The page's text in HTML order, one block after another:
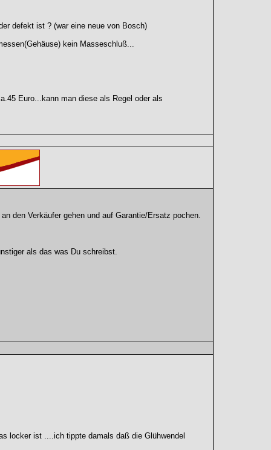
defekt ist ? (war eine neue von Bosch)
kein Masseschluß...
Euro...kann man diese als Regel oder als
den Verkäufer gehen und auf Garantie/Ersatz pochen.
als das was Du schreibst.
locker ist ....ich tippte damals daß die Glühwendel